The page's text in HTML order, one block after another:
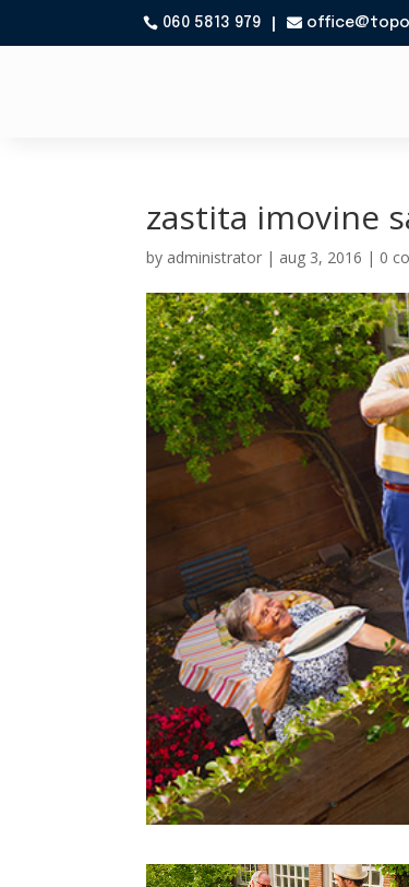
060 5813 979 
zastita imovine
by administrator | aug 3, 2016 | 0